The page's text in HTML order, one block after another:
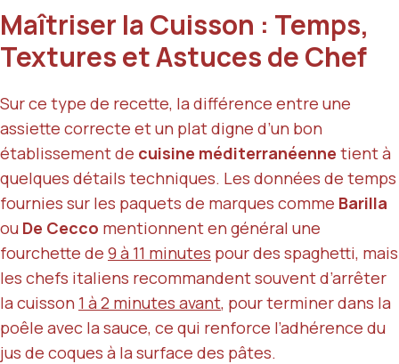
Maîtriser la Cuisson : Temps,
Textures et Astuces de Chef
Sur ce type de recette, la différence entre une
assiette correcte et un plat digne d’un bon
établissement de cuisine méditerranéenne tient à
quelques détails techniques. Les données de temps
fournies sur les paquets de marques comme Barilla
ou De Cecco mentionnent en général une
fourchette de 9 à 11 minutes pour des spaghetti, mais
les chefs italiens recommandent souvent d’arrêter
la cuisson 1 à 2 minutes avant, pour terminer dans la
poêle avec la sauce, ce qui renforce l’adhérence du
jus de coques à la surface des pâtes.